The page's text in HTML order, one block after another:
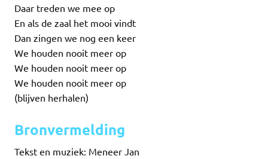
Daar treden we mee op
En als de zaal het mooi vindt
Dan zingen we nog een keer
We houden nooit meer op
We houden nooit meer op
We houden nooit meer op
(blijven herhalen)
Bronvermelding
Tekst en muziek: Meneer Jan